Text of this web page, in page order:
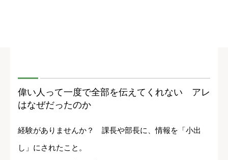
偉い人って一度で全部を伝えてくれない アレ
はなぜだったのか
経験がありませんか？ 課長や部長に、情報を「小出
し」にされたこと。